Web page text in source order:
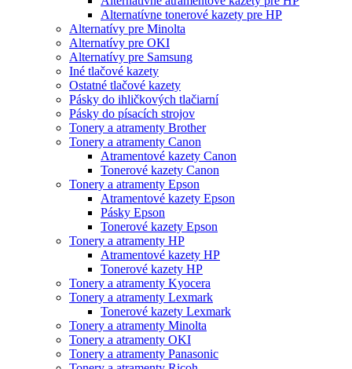
Alternatívne tonerové kazety pre HP
Alternatívy pre Minolta
Alternatívy pre OKI
Alternatívy pre Samsung
Iné tlačové kazety
Ostatné tlačové kazety
Pásky do ihličkových tlačiarní
Pásky do písacích strojov
Tonery a atramenty Brother
Tonery a atramenty Canon
Atramentové kazety Canon
Tonerové kazety Canon
Tonery a atramenty Epson
Atramentové kazety Epson
Pásky Epson
Tonerové kazety Epson
Tonery a atramenty HP
Atramentové kazety HP
Tonerové kazety HP
Tonery a atramenty Kyocera
Tonery a atramenty Lexmark
Tonerové kazety Lexmark
Tonery a atramenty Minolta
Tonery a atramenty OKI
Tonery a atramenty Panasonic